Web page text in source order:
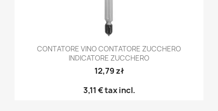
CONTATORE VINO CONTATORE ZUCCHERO
INDICATORE ZUCCHERO
12,79 zł
3,11 €tax incl.